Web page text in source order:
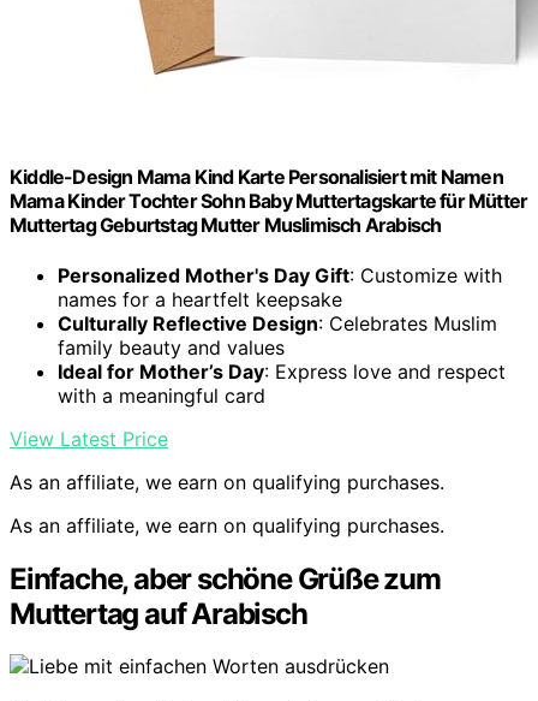
Kiddle-Design Mama Kind Karte Personalisiert mit Namen
Mama Kinder Tochter Sohn Baby Muttertagskarte für Mütter
Muttertag Geburtstag Mutter Muslimisch Arabisch
Personalized Mother's Day Gift: Customize with
names for a heartfelt keepsake
Culturally Reflective Design: Celebrates Muslim
family beauty and values
Ideal for Mother’s Day: Express love and respect
with a meaningful card
View Latest Price
As an affiliate, we earn on qualifying purchases.
As an affiliate, we earn on qualifying purchases.
Einfache, aber schöne Grüße zum
Muttertag auf Arabisch